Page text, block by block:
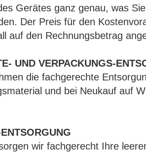
Gerätes ganz genau, was
Der Preis für den
auf den Rechnungsbetrag
UND VERPACKUNGS-
die fachgerechte
und bei Neukauf auf
wir fachgerecht Ihre